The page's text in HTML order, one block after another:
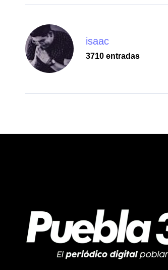
isaac
3710 entradas